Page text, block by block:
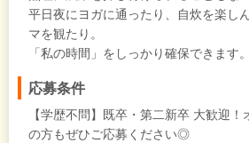
平日夜にヨガに通ったり、自炊を楽し
マを観たり。
「私の時間」をしっかり確保できます。
応募条件
【学歴不問】既卒・第二新卒 大歓迎
の方もぜひご応募ください◎